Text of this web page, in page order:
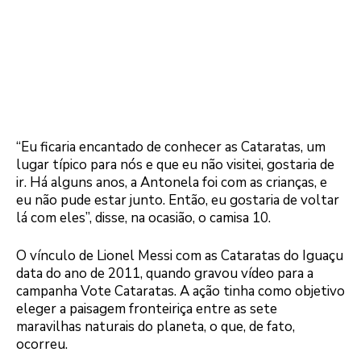
“Eu ficaria encantado de conhecer as Cataratas, um
lugar típico para nós e que eu não visitei, gostaria de
ir. Há alguns anos, a Antonela foi com as crianças, e
eu não pude estar junto. Então, eu gostaria de voltar
lá com eles”, disse, na ocasião, o camisa 10.
O vínculo de Lionel Messi com as Cataratas do Iguaçu
data do ano de 2011, quando gravou vídeo para a
campanha Vote Cataratas. A ação tinha como objetivo
eleger a paisagem fronteiriça entre as sete
maravilhas naturais do planeta, o que, de fato,
ocorreu.